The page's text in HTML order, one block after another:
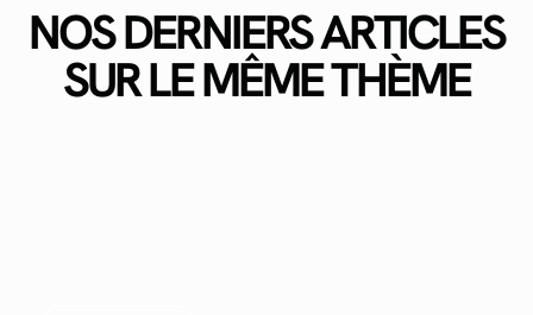
NOS DERNIERS ARTICLES
SUR LE MÊME THÈME